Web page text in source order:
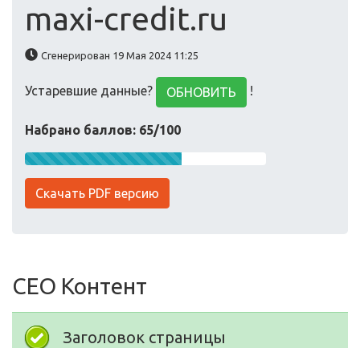
maxi-credit.ru
Сгенерирован 19 Мая 2024 11:25
Устаревшие данные? ОБНОВИТЬ !
Набрано баллов: 65/100
Скачать PDF версию
СЕО Контент
Заголовок страницы